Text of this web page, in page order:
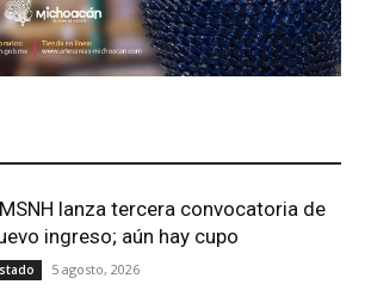
lanza tercera convocatoria de
ingreso; aún hay cupo
5 agosto, 2026